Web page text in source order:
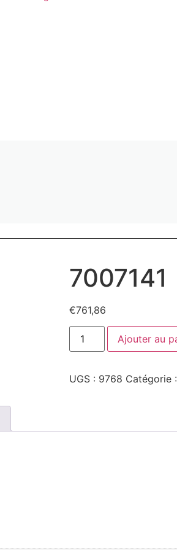
7007141
€761,86
quantité
7007141
Ajouter au
UGS : 9768 Catégorie :